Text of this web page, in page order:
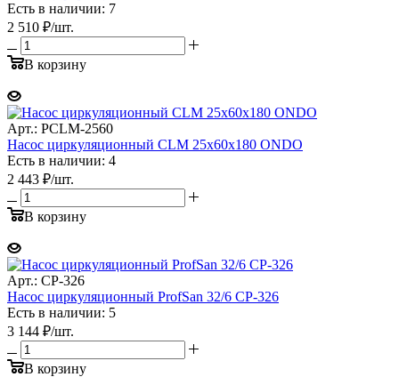
Есть в наличии: 7
2 510 ₽/шт.
В корзину
Арт.: PCLM-2560
Насос циркуляционный CLM 25x60x180 ONDO
Есть в наличии: 4
2 443 ₽/шт.
В корзину
Арт.: CP-326
Насос циркуляционный ProfSan 32/6 CP-326
Есть в наличии: 5
3 144 ₽/шт.
В корзину